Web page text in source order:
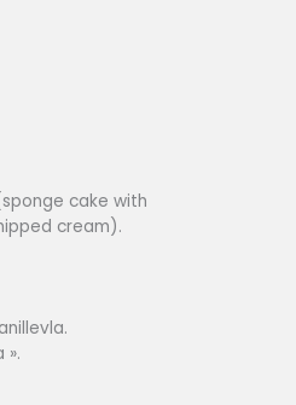
cake with
cream).
».